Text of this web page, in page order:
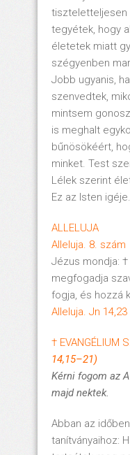
tiszteletteljesen
tegyétek, hogy
életetek miatt
szégyenben
Jobb ugyanis,
szenvedtek,
mintsem
is meghalt
bűnösökéért,
minket. Test
Lélek szerint
Ez az Isten
ALLELUJA
Alleluja. 8. szám
Jézus mondja:
megfogadja
fogja, és hozzá
Alleluja. Jn
† EVANGÉLIUM
14,15–21)
Kérni fogom az
majd nektek.
Abban az
tanítványaihoz: